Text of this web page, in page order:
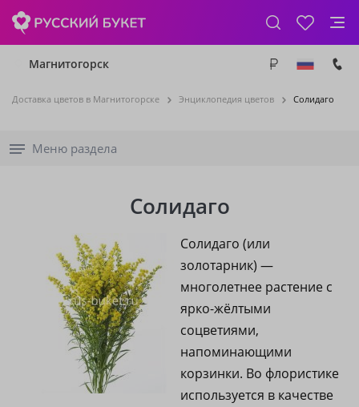
Магнитогорск
Доставка цветов в Магнитогорске Энциклопедия цветов Солидаго
Меню раздела
Солидаго
Солидаго (или
золотарник) —
многолетнее растение с
ярко-жёлтыми
соцветиями,
напоминающими
корзинки. Во флористике
используется в качестве